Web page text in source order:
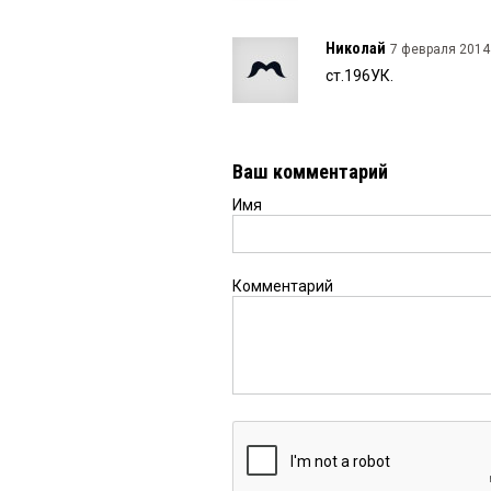
Николай 7 февраля
ст.196УК.
Ваш комментарий
Имя
Комментарий